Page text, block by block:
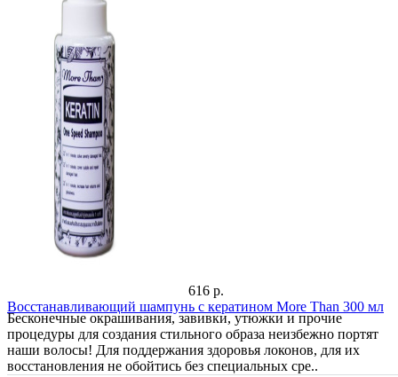
616 р.
Восстанавливающий шампунь с кератином More Than 300 мл
Бесконечные окрашивания, завивки, утюжки и прочие
процедуры для создания стильного образа неизбежно портят
наши волосы! Для поддержания здоровья локонов, для их
восстановления не обойтись без специальных сре..